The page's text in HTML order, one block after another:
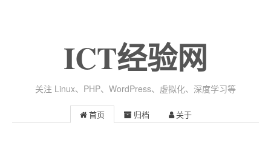
ICT经验网
关注 Linux、PHP、WordPress、虚拟化、深度学习等
首页 归档 关于